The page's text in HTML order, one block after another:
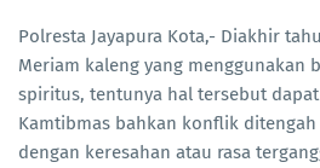
Polresta Jayapura Kota,- Diakhir
Meriam kaleng yang menggunakan
spiritus, tentunya hal tersebut
Kamtibmas bahkan konflik
dengan keresahan atau rasa